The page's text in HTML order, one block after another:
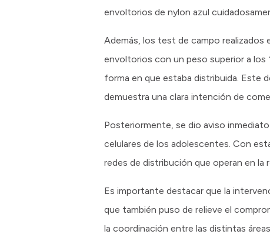
envoltorios de nylon azul
Además, los test de campo realizados
envoltorios con un peso superior a los
forma en que estaba distribuida. Este
demuestra una clara intención de
Posteriormente, se dio aviso
celulares de los adolescentes. Con
redes de distribución que operan en la
Es importante destacar que la
que también puso de relieve el
la coordinación entre las distintas